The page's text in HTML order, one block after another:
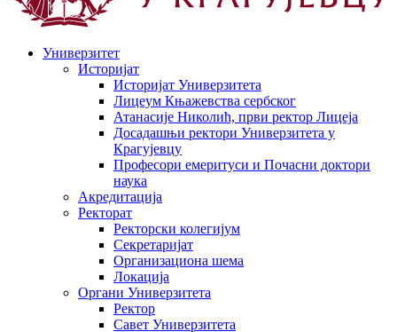
Универзитет
Историјат
Историјат Универзитета
Лицеум Књажевства сербског
Атанасије Николић, први ректор Лицеја
Досадашњи ректори Универзитета у
Крагујевцу
Професори емеритуси и Почасни доктори
наука
Акредитација
Ректорат
Ректорски колегијум
Секретаријат
Организациона шема
Локација
Органи Универзитета
Ректор
Савет Универзитета